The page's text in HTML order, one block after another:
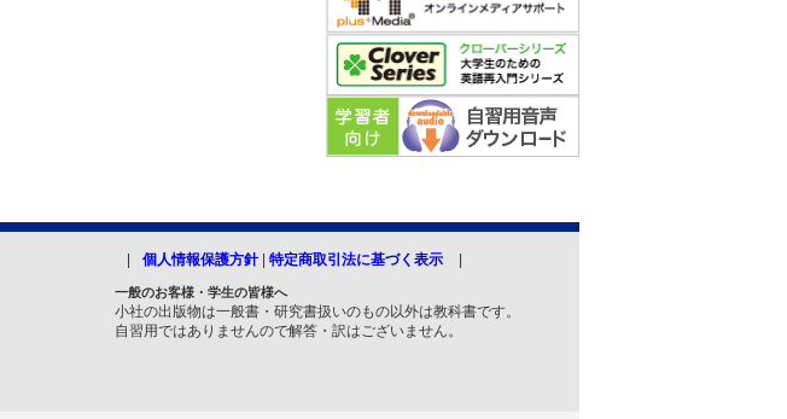
個人情報保護方針| 特定商取引法に基づく表示
一般のお客様・学生の皆様へ
小社の出版物は一般書・研究書扱いのもの以外は教科書です。
自習用ではありませんので解答・訳はございません。